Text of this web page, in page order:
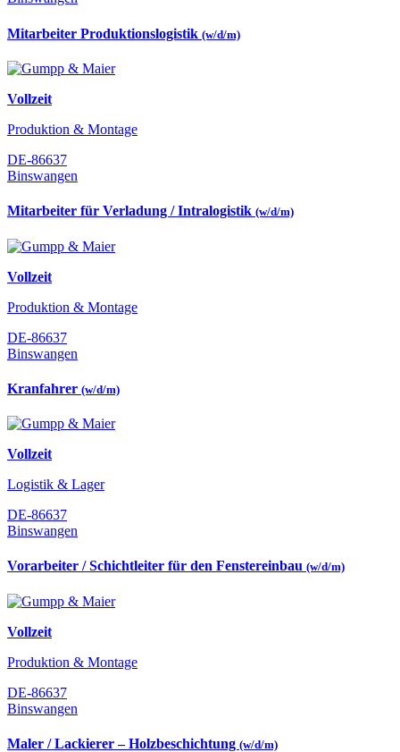
Mitarbeiter Produktionslogistik (w/d/m)
Vollzeit
Produktion & Montage
DE-86637
Binswangen
Mitarbeiter für Verladung / Intralogistik (w/d/m)
Vollzeit
Produktion & Montage
DE-86637
Binswangen
Kranfahrer (w/d/m)
Vollzeit
Logistik & Lager
DE-86637
Binswangen
Vorarbeiter / Schichtleiter für den Fenstereinbau (w/d/m)
Vollzeit
Produktion & Montage
DE-86637
Binswangen
Maler / Lackierer – Holzbeschichtung (w/d/m)